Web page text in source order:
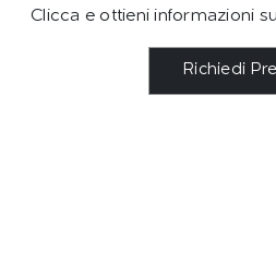
Clicca e ottieni informazioni
Richiedi